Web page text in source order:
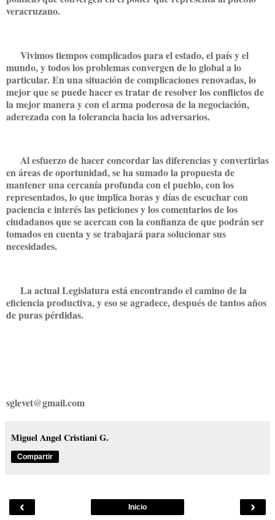
veracruzano.
Vivimos tiempos complicados para el estado, el país y el
mundo, y todos los problemas convergen de lo global a lo
particular. En una situación de complicaciones renovadas, lo
mejor que se puede hacer es tratar de resolver los conflictos de
la mejor manera y con el arma poderosa de la negociación,
aderezada con la tolerancia hacia los adversarios.
Al esfuerzo de hacer concordar las diferencias y convertirlas
en áreas de oportunidad, se ha sumado la propuesta de
mantener una cercanía profunda con el pueblo, con los
representados, lo que implica horas y días de escuchar con
paciencia e interés las peticiones y los comentarios de los
ciudadanos que se acercan con la confianza de que podrán ser
tomados en cuenta y se trabajará para solucionar sus
necesidades.
La actual Legislatura está encontrando el camino de la
eficiencia productiva, y eso se agradece, después de tantos años
de puras pérdidas.
sglevet@gmail.com
Miguel Angel Cristiani G.
Compartir
‹ ›
Inicio